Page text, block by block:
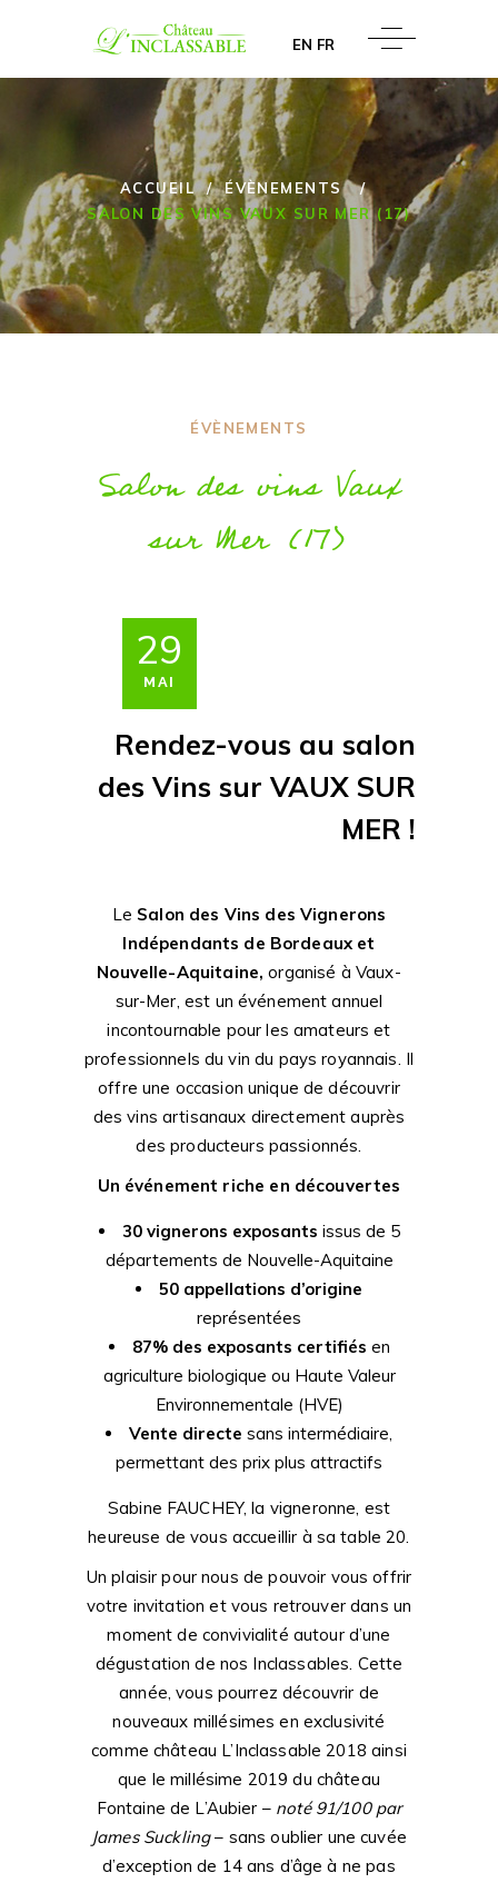
EN FR
ACCUEIL/ÉVÈNEMENTS /
SALON DES VINS VAUX SUR MER (17)
ÉVÈNEMENTS
Salon des vins Vaux
sur Mer (17)
29
MAI
Rendez-vous au salon
des Vins sur VAUX SUR
MER !
Le Salon des Vins des Vignerons
Indépendants de Bordeaux et
Nouvelle-Aquitaine, organisé à Vaux-
sur-Mer, est un événement annuel
incontournable pour les amateurs et
professionnels du vin du pays royannais. Il
offre une occasion unique de découvrir
des vins artisanaux directement auprès
des producteurs passionnés.
Un événement riche en découvertes
30 vignerons exposants issus de 5
départements de Nouvelle-Aquitaine
50 appellations d’origine
représentées
87% des exposants certifiés en
agriculture biologique ou Haute Valeur
Environnementale (HVE)
Vente directe sans intermédiaire,
permettant des prix plus attractifs
Sabine FAUCHEY, la vigneronne, est
heureuse de vous accueillir à sa table 20.
Un plaisir pour nous de pouvoir vous offrir
votre invitation et vous retrouver dans un
moment de convivialité autour d’une
dégustation de nos Inclassables. Cette
année, vous pourrez découvrir de
nouveaux millésimes en exclusivité
comme château L’Inclassable 2018 ainsi
que le millésime 2019 du château
Fontaine de L’Aubier –noté 91/100 par
James Suckling– sans oublier une cuvée
d’exception de 14 ans d’âge à ne pas